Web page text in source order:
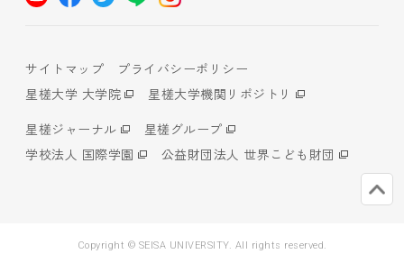
サイトマップ
プライバシーポリシー
星槎大学 大学院
星槎大学機関リポジトリ
星槎ジャーナル
星槎グループ
学校法人 国際学園
公益財団法人 世界こども財団
Copyright © SEISA UNIVERSITY. All rights reserved.